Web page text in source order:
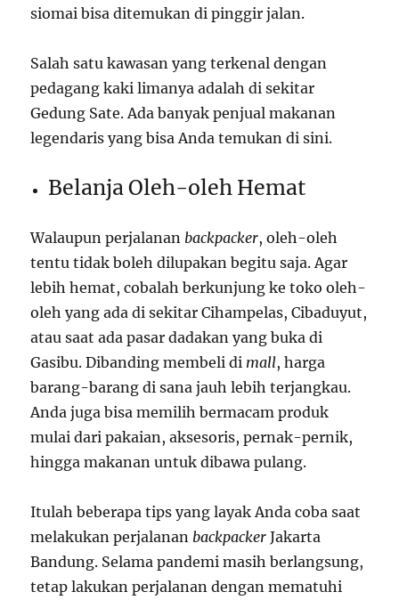
siomai bisa ditemukan di pinggir jalan.
Salah satu kawasan yang terkenal dengan
pedagang kaki limanya adalah di sekitar
Gedung Sate. Ada banyak penjual makanan
legendaris yang bisa Anda temukan di sini.
Belanja Oleh-oleh Hemat
Walaupun perjalanan backpacker, oleh-oleh
tentu tidak boleh dilupakan begitu saja. Agar
lebih hemat, cobalah berkunjung ke toko oleh-
oleh yang ada di sekitar Cihampelas, Cibaduyut,
atau saat ada pasar dadakan yang buka di
Gasibu. Dibanding membeli di mall, harga
barang-barang di sana jauh lebih terjangkau.
Anda juga bisa memilih bermacam produk
mulai dari pakaian, aksesoris, pernak-pernik,
hingga makanan untuk dibawa pulang.
Itulah beberapa tips yang layak Anda coba saat
melakukan perjalanan backpacker Jakarta
Bandung. Selama pandemi masih berlangsung,
tetap lakukan perjalanan dengan mematuhi